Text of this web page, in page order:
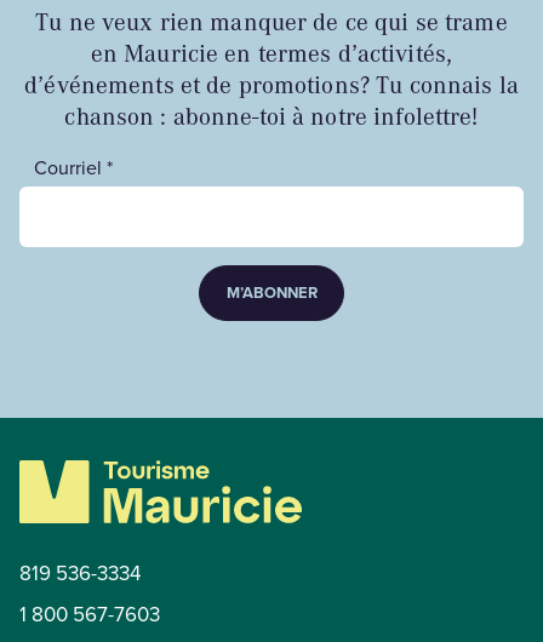
Tu ne veux rien manquer de ce qui se trame
en Mauricie en termes d’activités,
d’événements et de promotions? Tu connais la
chanson : abonne-toi à notre infolettre!
Courriel *
M’ABONNER
819 536-3334
1 800 567-7603